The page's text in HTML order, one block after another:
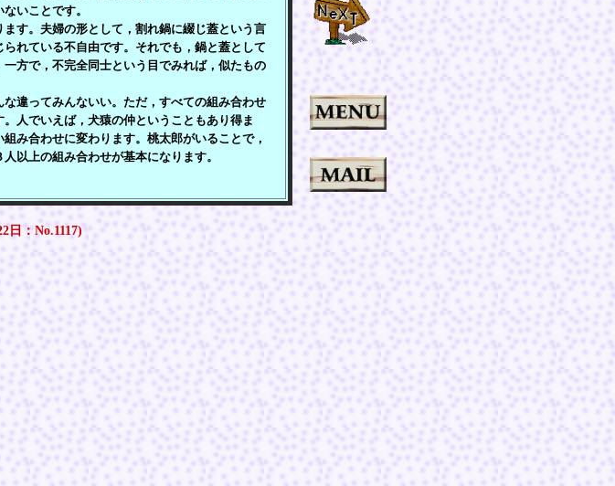
いことです。
す。夫婦の形として，割れ鍋に綴じ蓋という言
れている不自由です。それでも，鍋と蓋として
方で，不完全同士という目でみれば，似たもの
違ってみんないい。ただ，すべての組み合わせ
人でいえば，犬猿の仲ということもあり得ま
み合わせに変わります。桃太郎がいることで，
以上の組み合わせが基本になります。
日：No.1117)